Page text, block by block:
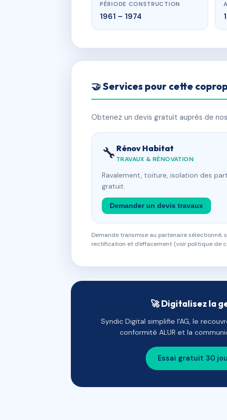
PÉRIODE CONSTRUCTION
1961 – 1974
🤝 Services pour cette
Obtenez un devis gratuit auprès de
🔧 Rénov Habitat
TRAVAUX & RÉNOVATION
Ravalement, toiture, isolation des
gratuit.
Demander un devis travaux
Demande transmise au partenaire
rectification et d'effacement (voir politique de
🚀 Digitalisez la
Syndic Digital simplifie l'AG, le
conformité ALUR et la
Essai gratuit 30